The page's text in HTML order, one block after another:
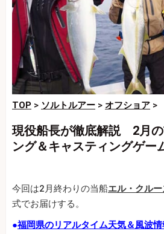
TOP > ソルトルアー > オフショア >
現役船長が徹底解説 2月
ング＆キャスティングゲー
今回は2月終わりの当船エル・クル
式でお届けする。
●福岡県のリアルタイム天気＆風波情